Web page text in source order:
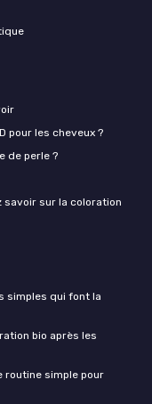
pour les cheveux ?
de perle ?
savoir sur la coloration
simples qui font la
bio après les
routine simple pour